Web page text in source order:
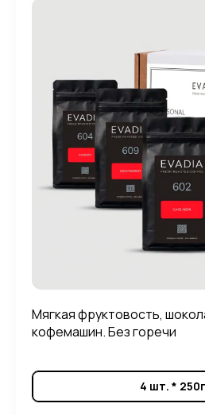
Мягкая фруктовость,
кофемашин. Без горечи
4 шт. *